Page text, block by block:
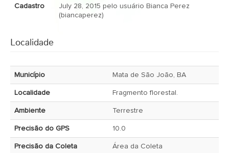
Cadastro
July 28, 2015 pelo usuário Bianca Perez
(biancaperez)
Localidade
Município Mata de São João, BA
Localidade Fragmento florestal.
Ambiente Terrestre
Precisão do GPS 10.0
Precisão da Coleta Área da Coleta